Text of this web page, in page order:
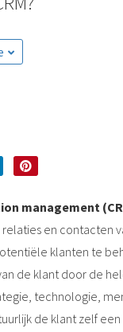
management
en contacten
klanten te
de klant door de
technologie,
de klant zelf